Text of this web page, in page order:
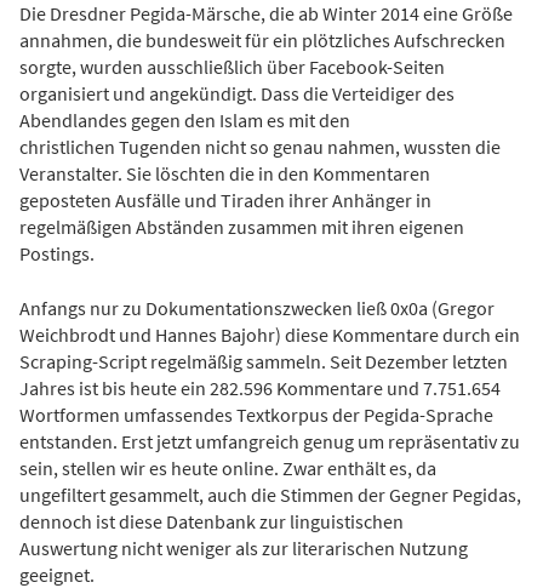
Die Dresdner Pegida-Märsche, die ab Winter 2014 eine Größe
annahmen, die bundesweit für ein plötzliches Aufschrecken
sorgte, wurden ausschließlich über Facebook-Seiten
organisiert und angekündigt. Dass die Verteidiger des
Abendlandes gegen den Islam es mit den
christlichen Tugenden nicht so genau nahmen, wussten die
Veranstalter. Sie löschten die in den Kommentaren
geposteten Ausfälle und Tiraden ihrer Anhänger in
regelmäßigen Abständen zusammen mit ihren eigenen
Postings.
Anfangs nur zu Dokumentationszwecken ließ 0x0a (Gregor
Weichbrodt und Hannes Bajohr) diese Kommentare durch ein
Scraping-Script regelmäßig sammeln. Seit Dezember letzten
Jahres ist bis heute ein 282.596 Kommentare und 7.751.654
Wortformen umfassendes Textkorpus der Pegida-Sprache
entstanden. Erst jetzt umfangreich genug um repräsentativ zu
sein, stellen wir es heute online. Zwar enthält es, da
ungefiltert gesammelt, auch die Stimmen der Gegner Pegidas,
dennoch ist diese Datenbank zur linguistischen
Auswertung nicht weniger als zur literarischen Nutzung
geeignet.